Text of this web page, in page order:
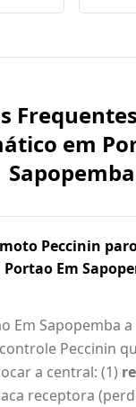
em
Sapopemba
Peccinin
Em
Em Sapopemba
Peccinin
a central: (1)
receptora